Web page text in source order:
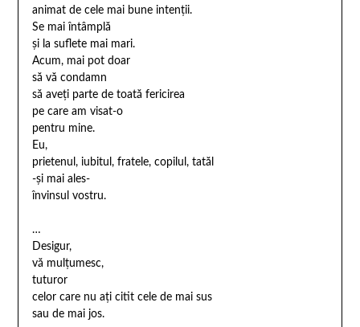
animat de cele mai bune intenții.
Se mai întâmplă
și la suflete mai mari.
Acum, mai pot doar
să vă condamn
să aveți parte de toată fericirea
pe care am visat-o
pentru mine.
Eu,
prietenul, iubitul, fratele, copilul, tatăl
-și mai ales-
învinsul vostru.
…
Desigur,
vă mulțumesc,
tuturor
celor care nu ați citit cele de mai sus
sau de mai jos.